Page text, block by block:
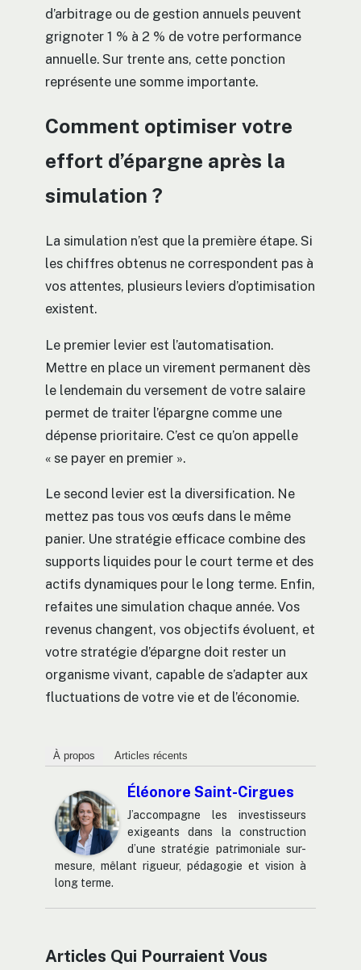
d’arbitrage ou de gestion annuels peuvent
grignoter 1 % à 2 % de votre performance
annuelle. Sur trente ans, cette ponction
représente une somme importante.
Comment optimiser votre
effort d’épargne après la
simulation ?
La simulation n’est que la première étape. Si
les chiffres obtenus ne correspondent pas à
vos attentes, plusieurs leviers d’optimisation
existent.
Le premier levier est l’automatisation.
Mettre en place un virement permanent dès
le lendemain du versement de votre salaire
permet de traiter l’épargne comme une
dépense prioritaire. C’est ce qu’on appelle
« se payer en premier ».
Le second levier est la diversification. Ne
mettez pas tous vos œufs dans le même
panier. Une stratégie efficace combine des
supports liquides pour le court terme et des
actifs dynamiques pour le long terme. Enfin,
refaites une simulation chaque année. Vos
revenus changent, vos objectifs évoluent, et
votre stratégie d’épargne doit rester un
organisme vivant, capable de s’adapter aux
fluctuations de votre vie et de l’économie.
À propos Articles récents
Éléonore Saint-Cirgues
J’accompagne les investisseurs
exigeants dans la construction
d’une stratégie patrimoniale sur-
mesure, mêlant rigueur, pédagogie et vision à
long terme.
Articles Qui Pourraient Vous